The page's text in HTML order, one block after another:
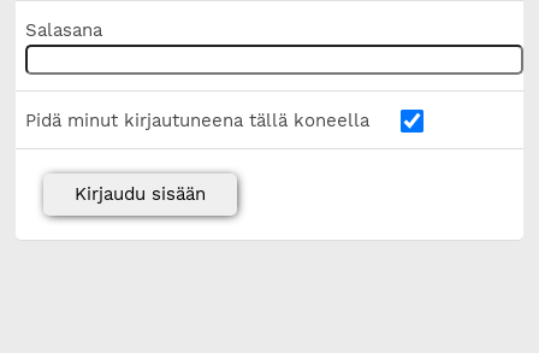
Salasana
Pidä minut kirjautuneena tällä koneella